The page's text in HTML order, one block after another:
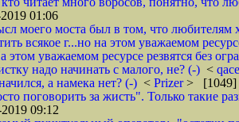
01:06
моего моста был в том, что любителям
всякое г...но на этом уважаемом
этом уважаемом ресурсе резвятся без
надо начинать с малого, не? (-) <
а намека нет? (-) < Prizer> [1049]
поговорить за жисть". Только такие
09:12